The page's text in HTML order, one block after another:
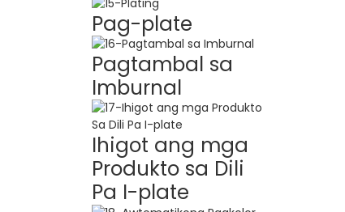
Pag-plate
Pagtambal sa
Imburnal
Ihigot ang mga
Produkto sa Dili
Pa I-plate